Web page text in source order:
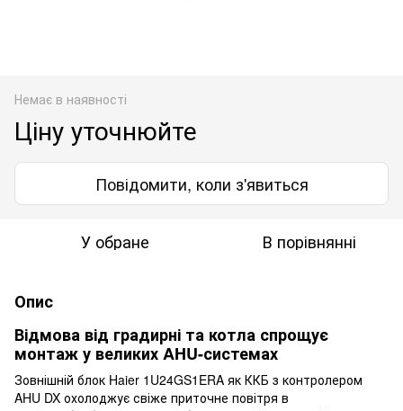
Немає в наявності
Ціну уточнюйте
Повідомити, коли з'явиться
У обране В порівнянні
Опис
Відмова від градирні та котла спрощує
монтаж у великих AHU-системах
Зовнішній блок Haier 1U24GS1ERA як ККБ з контролером
AHU DX охолоджує свіже приточне повітря в